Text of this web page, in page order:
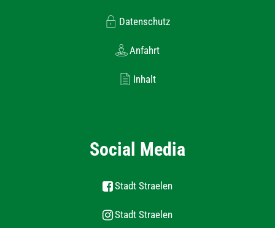
Datenschutz
Anfahrt
Inhalt
Social Media
Stadt Straelen
Stadt Straelen